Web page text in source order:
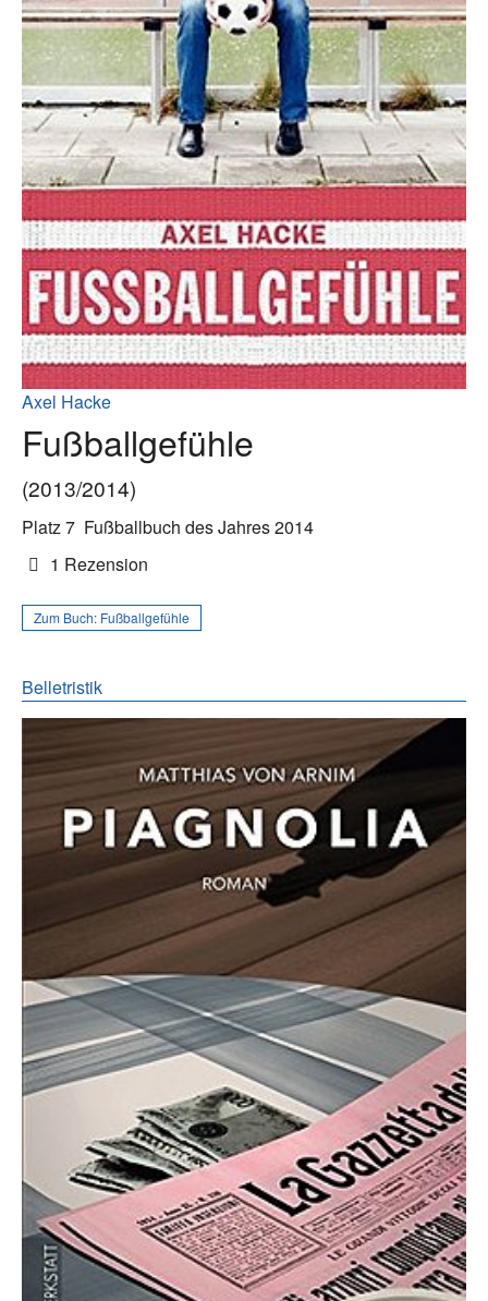
Axel Hacke
Fußballgefühle
(2013/2014)
Platz 7 Fußballbuch des Jahres 2014
1 Rezension
Zum Buch: Fußballgefühle
Belletristik